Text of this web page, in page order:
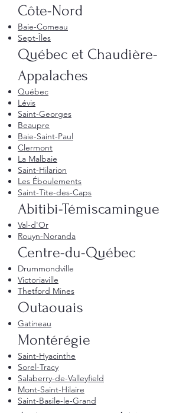
Côte-Nord
Baie-Comeau
Sept-Îles
Québec et Chaudière-
Appalaches
Québec
Lévis
Saint-Georges
Beaupre
Baie-Saint-Paul
Clermont
La Malbaie
Saint-Hilarion
Les Éboulements
Saint-Tite-des-Caps
Abitibi-Témiscamingue
Val-d'Or
Rouyn-Noranda
Centre-du-Québec
Drummondville
Victoriaville
Thetford Mines
Outaouais
Gatineau
Montérégie
Saint-Hyacinthe
Sorel-Tracy
Salaberry-de-Valleyfield
Mont-Saint-Hilaire
Saint-Basile-le-Grand